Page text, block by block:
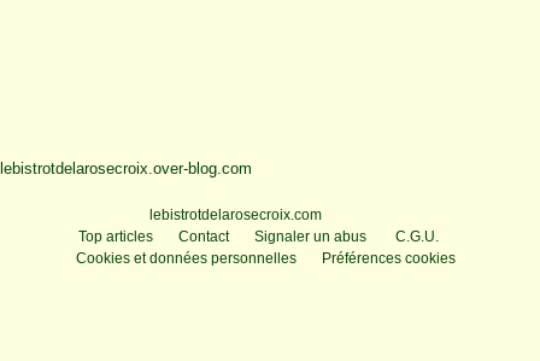
lebistrotdelarosecroix.over-blog.com
lebistrotdelarosecroix.com
Top articles
Contact Signaler un abus
C.G.U.
Cookies et données personnelles
Préférences cookies